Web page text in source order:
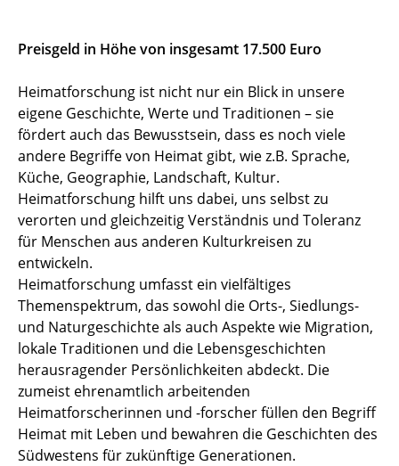
Preisgeld in Höhe von insgesamt 17.500 Euro
Heimatforschung ist nicht nur ein Blick in unsere
eigene Geschichte, Werte und Traditionen – sie
fördert auch das Bewusstsein, dass es noch viele
andere Begriffe von Heimat gibt, wie z.B. Sprache,
Küche, Geographie, Landschaft, Kultur.
Heimatforschung hilft uns dabei, uns selbst zu
verorten und gleichzeitig Verständnis und Toleranz
für Menschen aus anderen Kulturkreisen zu
entwickeln.
Heimatforschung umfasst ein vielfältiges
Themenspektrum, das sowohl die Orts-, Siedlungs-
und Naturgeschichte als auch Aspekte wie Migration,
lokale Traditionen und die Lebensgeschichten
herausragender Persönlichkeiten abdeckt. Die
zumeist ehrenamtlich arbeitenden
Heimatforscherinnen und -forscher füllen den Begriff
Heimat mit Leben und bewahren die Geschichten des
Südwestens für zukünftige Generationen.